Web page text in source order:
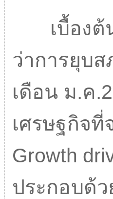
เบื้องต้น
ว่าการยุบ
เดือน ม.ค.
เศรษฐกิจ
Growth
ประกอบด้